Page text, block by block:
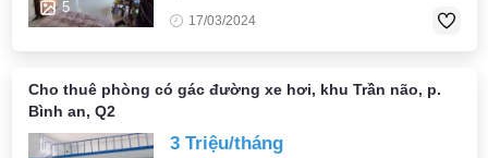
5
17/03/2024
Cho thuê phòng có gác đường xe hơi, khu Trần não, p.
Bình an, Q2
3 Triệu/tháng